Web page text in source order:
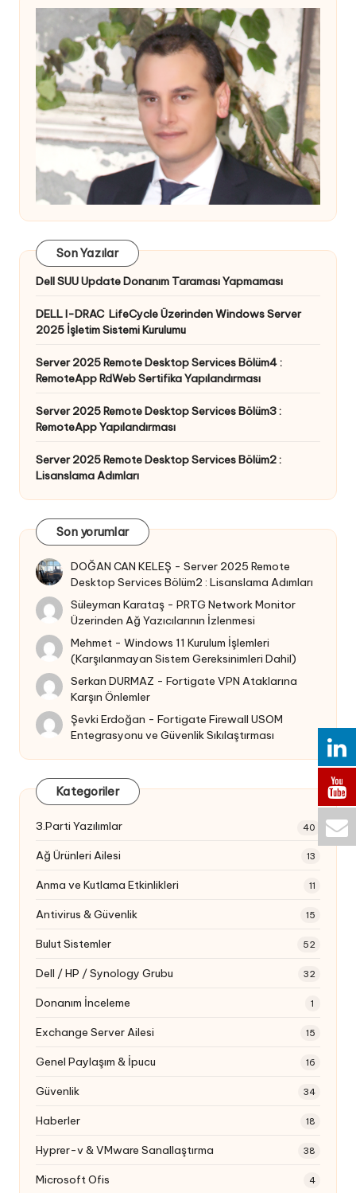
Son Yazılar
Dell SUU Update Donanım Taraması Yapmaması
DELL I-DRAC LifeCycle Üzerinden Windows Server
2025 İşletim Sistemi Kurulumu
Server 2025 Remote Desktop Services Bölüm4 :
RemoteApp RdWeb Sertifika Yapılandırması
Server 2025 Remote Desktop Services Bölüm3 :
RemoteApp Yapılandırması
Server 2025 Remote Desktop Services Bölüm2 :
Lisanslama Adımları
Son yorumlar
DOĞAN CAN KELEŞ -Server 2025 Remote
Desktop Services Bölüm2 : Lisanslama Adımları
Süleyman Karataş -PRTG Network Monitor
Üzerinden Ağ Yazıcılarının İzlenmesi
Mehmet -Windows 11 Kurulum İşlemleri
(Karşılanmayan Sistem Gereksinimleri Dahil)
Serkan DURMAZ -Fortigate VPN Ataklarına
Karşın Önlemler
Şevki Erdoğan -Fortigate Firewall USOM
Entegrasyonu ve Güvenlik Sıkılaştırması
Kategoriler
3.Parti Yazılımlar 40
Ağ Ürünleri Ailesi 13
Anma ve Kutlama Etkinlikleri 11
Antivirus & Güvenlik 15
Bulut Sistemler 52
Dell / HP / Synology Grubu 32
Donanım İnceleme 1
Exchange Server Ailesi 15
Genel Paylaşım & İpucu 16
Güvenlik 34
Haberler 18
Hyprer-v & VMware Sanallaştırma 38
Microsoft Ofis 4